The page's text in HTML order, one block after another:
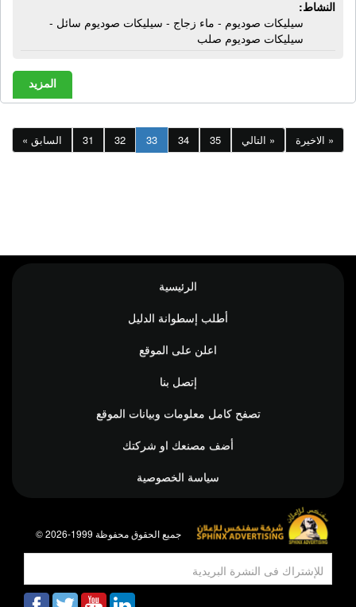
النشاط:
سيليكات صوديوم - ماء زجاج - سيليكات صوديوم سائل -
سيليكات صوديوم صلب
المزيد
« السابق 31 32 33 34 35 التالي » الاخيرة »
الرئيسية
أطلب إسطوانة الدليل
اعلن على الموقع
إتصل بنا
تصفح كامل معلومات وبيانات الموقع
أضف مصنعك او شركتك
سياسة الخصوصية
© جميع الحقوق محفوظة 1999-2026